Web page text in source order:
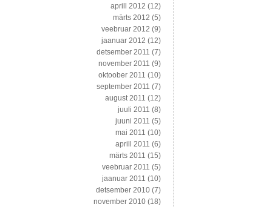
aprill 2012 (12)
märts 2012 (5)
veebruar 2012 (9)
jaanuar 2012 (12)
detsember 2011 (7)
november 2011 (9)
oktoober 2011 (10)
september 2011 (7)
august 2011 (12)
juuli 2011 (8)
juuni 2011 (5)
mai 2011 (10)
aprill 2011 (6)
märts 2011 (15)
veebruar 2011 (5)
jaanuar 2011 (10)
detsember 2010 (7)
november 2010 (18)